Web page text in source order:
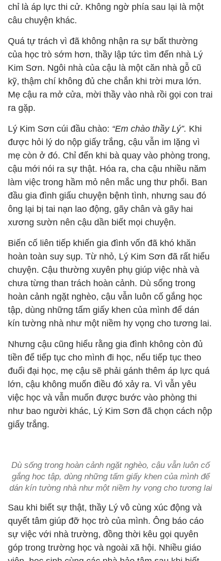
chỉ là áp lực thi cử. Không ngờ phía sau lại là một
câu chuyện khác.
Quá tự trách vì đã không nhận ra sự bất thường
của học trò sớm hơn, thầy lập tức tìm đến nhà Lý
Kim Sơn. Ngôi nhà của cậu là một căn nhà gỗ cũ
kỹ, thậm chí không đủ che chắn khi trời mưa lớn.
Mẹ cậu ra mở cửa, mời thầy vào nhà rồi gọi con trai
ra gặp.
Lý Kim Sơn cúi đầu chào: “Em chào thầy Lý”. Khi
được hỏi lý do nộp giấy trắng, cậu vẫn im lặng vì
mẹ còn ở đó. Chỉ đến khi bà quay vào phòng trong,
cậu mới nói ra sự thật. Hóa ra, cha cậu nhiều năm
làm việc trong hầm mỏ nên mắc ung thư phổi. Ban
đầu gia đình giấu chuyện bệnh tình, nhưng sau đó
ông lại bị tai nạn lao động, gãy chân và gãy hai
xương sườn nên cậu dần biết mọi chuyện.
Biến cố liên tiếp khiến gia đình vốn đã khó khăn
hoàn toàn suy sụp. Từ nhỏ, Lý Kim Sơn đã rất hiểu
chuyện. Cậu thường xuyên phụ giúp việc nhà và
chưa từng than trách hoàn cảnh. Dù sống trong
hoàn cảnh ngặt nghèo, cậu vẫn luôn cố gắng học
tập, dùng những tấm giấy khen của mình để dán
kín tường nhà như một niềm hy vọng cho tương lai.
Nhưng cậu cũng hiểu rằng gia đình không còn đủ
tiền để tiếp tục cho mình đi học, nếu tiếp tục theo
đuổi đại học, mẹ cậu sẽ phải gánh thêm áp lực quá
lớn, cậu không muốn điều đó xảy ra. Vì vẫn yêu
việc học và vẫn muốn được bước vào phòng thi
như bao người khác, Lý Kim Sơn đã chọn cách nộp
giấy trắng.
Dù sống trong hoàn cảnh ngặt nghèo, cậu vẫn luôn cố
gắng học tập, dùng những tấm giấy khen của mình để
dán kín tường nhà như một niềm hy vọng cho tương lai
Sau khi biết sự thật, thầy Lý vô cùng xúc động và
quyết tâm giúp đỡ học trò của mình. Ông báo cáo
sự việc với nhà trường, đồng thời kêu gọi quyên
góp trong trường học và ngoài xã hội. Nhiều giáo